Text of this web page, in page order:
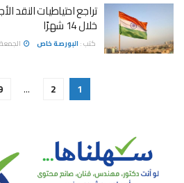
تراجع احتياطيات النقد
خلال 14 شهرًا
كتب : البورصة خاص الجمعة 9 يناير 2026
1
2
…